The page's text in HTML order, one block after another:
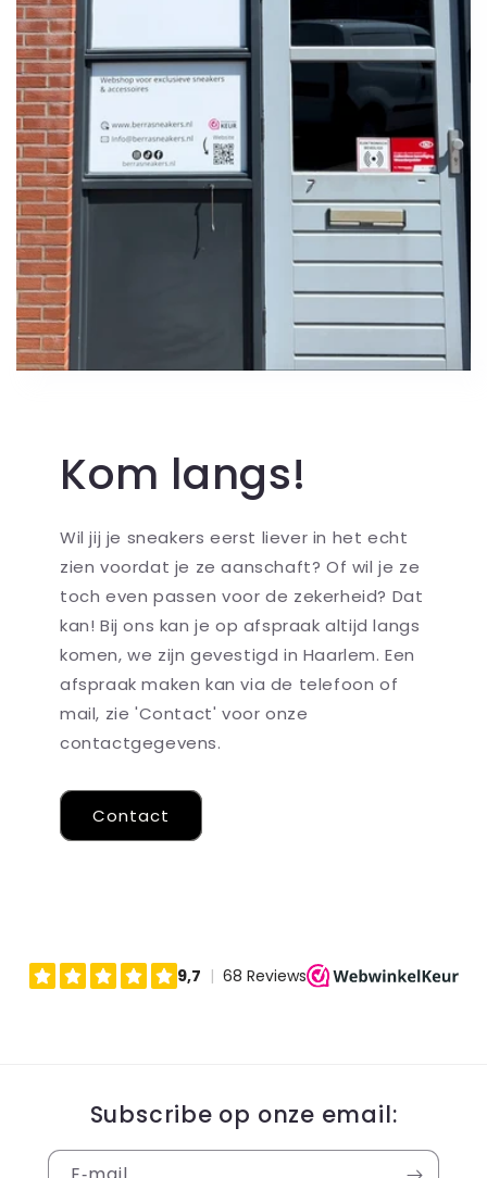
Kom langs!
Wil jij je sneakers eerst liever in het echt
zien voordat je ze aanschaft? Of wil je ze
toch even passen voor de zekerheid? Dat
kan! Bij ons kan je op afspraak altijd langs
komen, we zijn gevestigd in Haarlem. Een
afspraak maken kan via de telefoon of
mail, zie 'Contact' voor onze
contactgegevens.
Contact
Subscribe op onze email: